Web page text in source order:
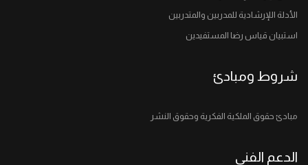
الأدلة اللإرشادية للمدربين والمتدربين
استبيان قياس رضا المستفيدين
شروط ومبادئ
مبادئ حقوق الملكية الفكرية وحقوق النشر
الدعم الفني